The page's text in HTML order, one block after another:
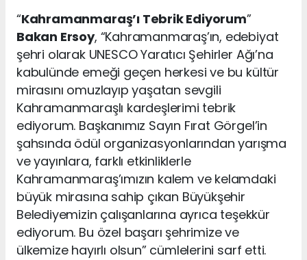
“Kahramanmaraş’ı Tebrik Ediyorum”
Bakan Ersoy, “Kahramanmaraş’ın, edebiyat
şehri olarak UNESCO Yaratıcı Şehirler Ağı’na
kabulünde emeği geçen herkesi ve bu kültür
mirasını omuzlayıp yaşatan sevgili
Kahramanmaraşlı kardeşlerimi tebrik
ediyorum. Başkanımız Sayın Fırat Görgel’in
şahsında ödül organizasyonlarından yarışma
ve yayınlara, farklı etkinliklerle
Kahramanmaraş’ımızın kalem ve kelamdaki
büyük mirasına sahip çıkan Büyükşehir
Belediyemizin çalışanlarına ayrıca teşekkür
ediyorum. Bu özel başarı şehrimize ve
ülkemize hayırlı olsun” cümlelerini sarf etti.